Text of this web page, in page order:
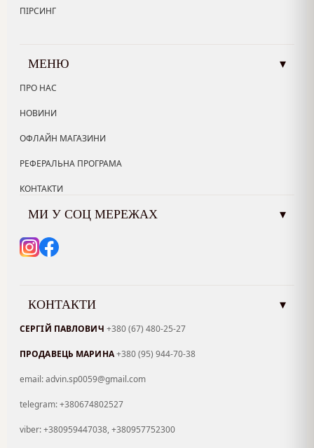
ПІРСИНГ
МЕНЮ ▾
ПРО НАС
НОВИНИ
ОФЛАЙН МАГАЗИНИ
РЕФЕРАЛЬНА ПРОГРАМА
КОНТАКТИ
МИ У СОЦ МЕРЕЖАХ ▾
КОНТАКТИ ▾
СЕРГІЙ ПАВЛОВИЧ +380 (67) 480-25-27
ПРОДАВЕЦЬ МАРИНА+380 (95) 944-70-38
email: advin.sp0059@gmail.com
telegram: +380674802527
viber: +380959447038, +380957752300